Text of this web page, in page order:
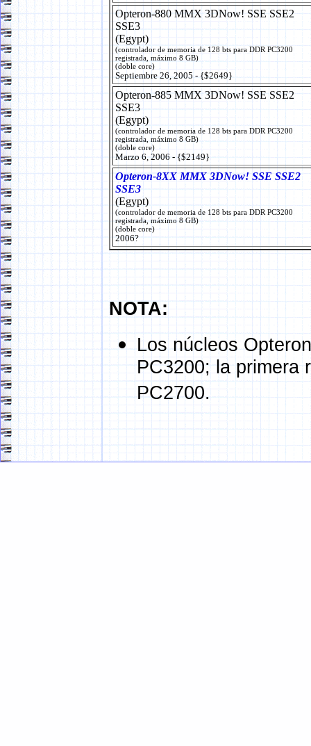
Opteron-880 MMX 3DNow! SSE SSE2
SSE3
(Egypt)
(controlador de memoria de 128 bts para DDR PC3200
registrada, máximo 8 GB)
(doble core)
Septiembre 26, 2005 - {$2649}
Opteron-885 MMX 3DNow! SSE SSE2
SSE3
(Egypt)
(controlador de memoria de 128 bts para DDR PC3200
registrada, máximo 8 GB)
(doble core)
Marzo 6, 2006 - {$2149}
Opteron-8XX MMX 3DNow! SSE SSE2
SSE3
(Egypt)
(controlador de memoria de 128 bts para DDR PC3200
registrada, máximo 8 GB)
(doble core)
2006?
NOTA:
Los núcleos
PC3200; la primera
PC2700.